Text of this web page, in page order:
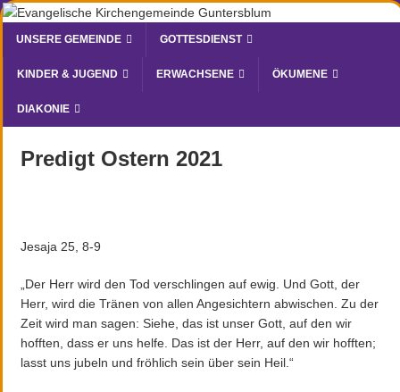
UNSERE GEMEINDE GOTTESDIENST
KINDER & JUGEND ERWACHSENE ÖKUMENE
DIAKONIE
Predigt Ostern 2021
Jesaja 25, 8-9
„Der Herr wird den Tod verschlingen auf ewig. Und Gott, der
Herr, wird die Tränen von allen Angesichtern abwischen. Zu der
Zeit wird man sagen: Siehe, das ist unser Gott, auf den wir
hofften, dass er uns helfe. Das ist der Herr, auf den wir hofften;
lasst uns jubeln und fröhlich sein über sein Heil.“